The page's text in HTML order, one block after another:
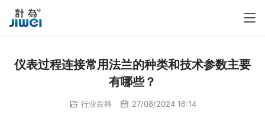
仪表过程连接常用法兰的种类和技术参数主要
有哪些？
行业百科 27/08/2024 16:14